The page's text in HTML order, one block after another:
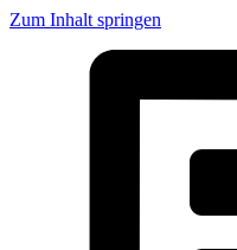
Zum Inhalt springen